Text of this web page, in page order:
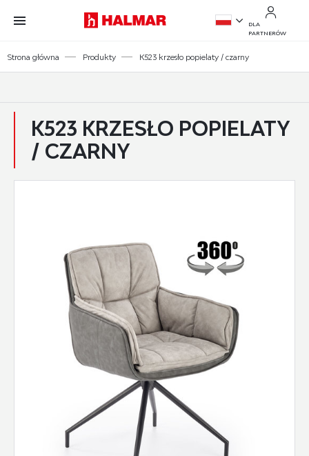
Przejdź do treści.
Przejdź do menu.
Przejdź do wyszukiwarki.
EN
DLA
PARTNERÓW
Strona główna Produkty K523 krzesło popielaty / czarny
K523 KRZESŁO POPIELATY
/ CZARNY